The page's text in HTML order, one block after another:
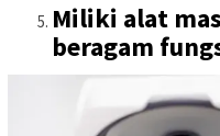
Miliki alat
beragam